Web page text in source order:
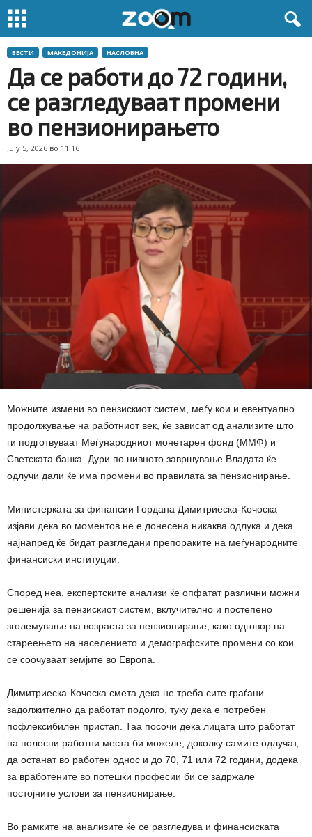
ВЕСТИ МАКЕДОНИЈА НАСЛОВНА
Да се работи до 72 години,
се разгледуваат промени
во пензионирањето
July 5, 2026 во 11:16
Можните измени во пензискиот систем, меѓу кои и евентуално
продолжување на работниот век, ќе зависат од анализите што
ги подготвуваат Меѓународниот монетарен фонд (ММФ) и
Светската банка. Дури по нивното завршување Владата ќе
одлучи дали ќе има промени во правилата за пензионирање.
Министерката за финансии Гордана Димитриеска-Кочоска
изјави дека во моментов не е донесена никаква одлука и дека
најнапред ќе бидат разгледани препораките на меѓународните
финансиски институции.
Според неа, експертските анализи ќе опфатат различни можни
решенија за пензискиот систем, вклучително и постепено
зголемување на возраста за пензионирање, како одговор на
стареењето на населението и демографските промени со кои
се соочуваат земјите во Европа.
Димитриеска-Кочоска смета дека не треба сите граѓани
задолжително да работат подолго, туку дека е потребен
пофлексибилен пристап. Таа посочи дека лицата што работат
на полесни работни места би можеле, доколку самите одлучат,
да останат во работен однос и до 70, 71 или 72 години, додека
за вработените во потешки професии би се задржале
постојните услови за пензионирање.
Во рамките на анализите ќе се разгледува и финансиската